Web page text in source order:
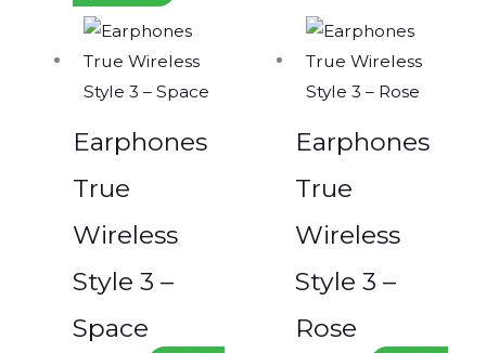
Earphones
True
Wireless
Style 3 –
Space
Earphones
True
Wireless
Style 3 –
Rose